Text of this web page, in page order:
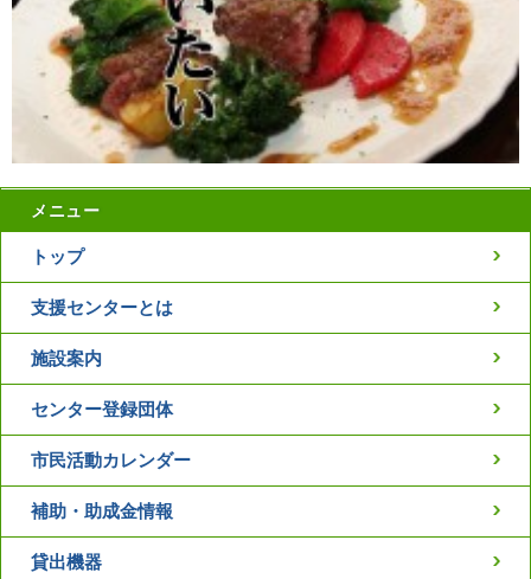
メニュー
トップ
支援センターとは
施設案内
センター登録団体
市民活動カレンダー
補助・助成金情報
貸出機器